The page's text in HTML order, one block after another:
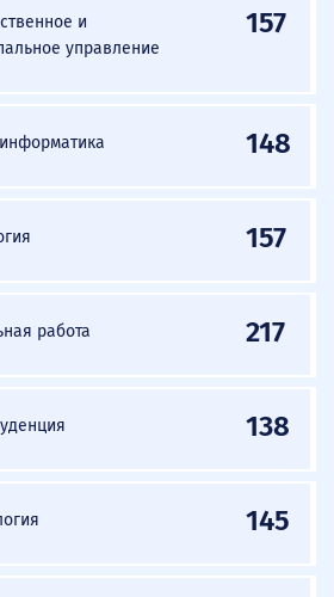
и
управление
157
148
157
работа 217
138
145